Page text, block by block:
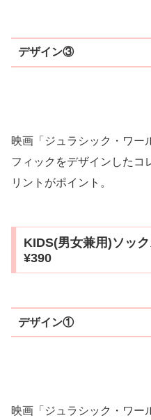
デザイン③
映画「ジュラシック・ワー
フィックをデザインしたコ
リントがポイント。
KIDS(男女兼用)ソッ
¥390
デザイン①
映画「ジュラシック・ワー